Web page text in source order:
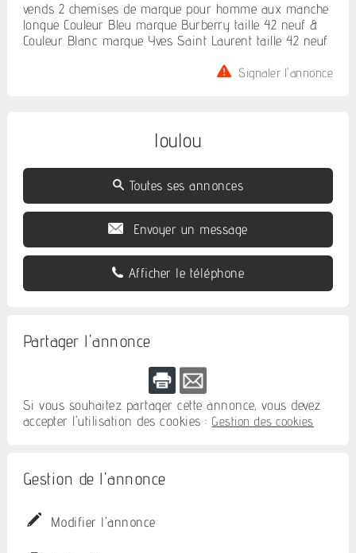
vends 2 chemises de marque pour homme aux manche
longue Couleur Bleu marque Burberry taille 42 neuf &
Couleur Blanc marque Yves Saint Laurent taille 42 neuf
Signaler l'annonce
loulou
Toutes ses annonces
Envoyer un message
Afficher le téléphone
Partager l'annonce
Si vous souhaitez partager cette annonce, vous devez
accepter l'utilisation des cookies : Gestion des cookies
Gestion de l'annonce
Modifier l'annonce